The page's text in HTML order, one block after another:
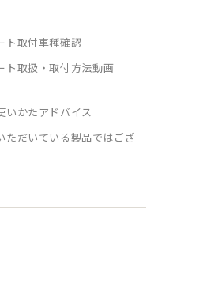
ト取付車種確認
ト取扱・取付方法動画
いかたアドバイス
ただいている製品ではござ